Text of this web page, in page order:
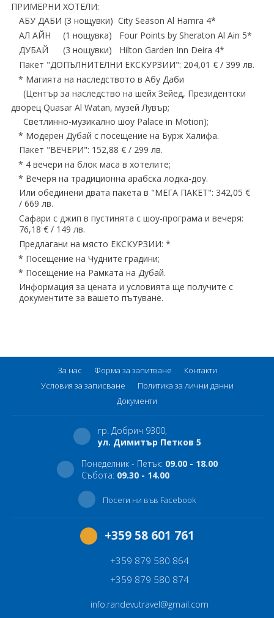
ПРИМЕРНИ ХОТЕЛИ:
АБУ ДАБИ (3 нощувки) City Season Al Hamra 4*
АЛ АЙН (1 нощувка) Four Points by Sheraton Al Ain 5*
ДУБАЙ (3 нощувки) Hilton Garden Inn Deira 4*
Пакет "ДОПЪЛНИТЕЛНИ ЕКСКУРЗИИ": 204,01 € / 399 лв.
* Магията на наследството в Абу Даби
(Център за наследство на шейх Зейед, Президентски
дворец Quasar Al Watan, музей Лувър;
Светлинно-музикално шоу Palace in Motion);
* Модерен Дубай с посещение на Бурж Халифа.
Пакет "ВЕЧЕРИ": 152,88 € / 299 лв.
* 4 вечери на блок маса в хотелите;
* Вечеря на традиционна арабска лодка-доу.
Или обединени двата пакета в "МЕГА ПАКЕТ": 342,05 €
/ 669 лв.
Сафари с джип в пустинята с шоу-програма и вечеря:
76,18 € / 149 лв.
Предлагани на място ЕКСКУРЗИИ: *
* Посещение на Чудните градини;
* Посещение на Рамката на Дубай.
Информация за цената и условията ще получите с
документите за вашето пътуване.
За нас Форма за запитване
Контакти
Условия за записване
Политика за лични данни
Документи
гр. Добрич 9300,
ул. Димитър Петков 5
Понеделник - Петък: 09.00 - 18.00
Събота: 09.30 - 14.00
Посети ни във Facebook
+359 58 601 761
+359 879 580 864
+359 879 580 874
info.randevutravel@gmail.com